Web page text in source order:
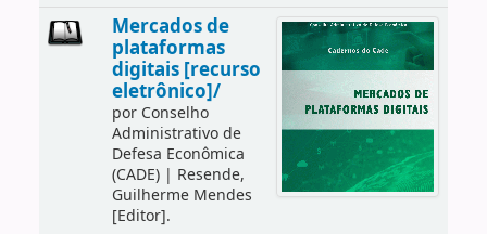
Mercados de
plataformas
digitais [recurso
eletrônico]/
por Conselho
Administrativo de
Defesa Econômica
(CADE)| Resende,
Guilherme Mendes
[Editor].